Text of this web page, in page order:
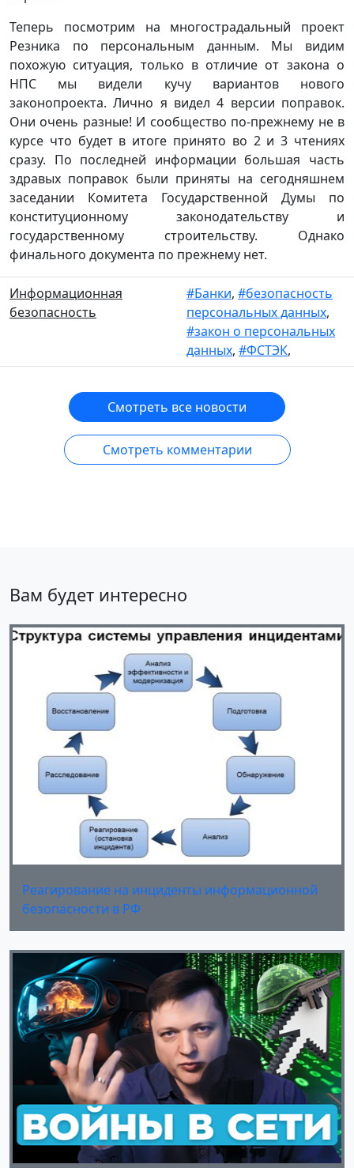
Теперь посмотрим на многострадальный проект
Резника по персональным данным. Мы видим
похожую ситуация, только в отличие от закона о
НПС мы видели кучу вариантов нового
законопроекта. Лично я видел 4 версии поправок.
Они очень разные! И сообщество по-прежнему не в
курсе что будет в итоге принято во 2 и 3 чтениях
сразу. По последней информации большая часть
здравых поправок были приняты на сегодняшнем
заседании Комитета Государственной Думы по
конституционному законодательству и
государственному строительству. Однако
финального документа по прежнему нет.
Информационная
безопасность
#Банки, #безопасность
персональных данных,
#закон о персональных
данных, #ФСТЭК,
Смотреть все новости
Смотреть комментарии
Вам будет интересно
Реагирование на инциденты информационной
безопасности в РФ